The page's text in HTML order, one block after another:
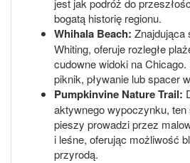
jest jak podróż do
bogatą historię regionu.
Whihala Beach: Znajdująca
Whiting, oferuje rozległe
cudowne widoki na
piknik, pływanie lub spacer
Pumpkinvine Nature Trail:
aktywnego wypoczynku,
pieszy prowadzi przez
i leśne, oferując możliwość
przyrodą.